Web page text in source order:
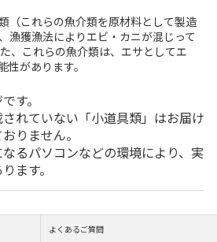
（これらの魚介類を原材料として製造
漁獲漁法によりエビ・カニが混じって
、これらの魚介類は、エサとしてエ
性があります。
す。
れていない「小道具類」はお届け
りません。
るパソコンなどの環境により、実
ます。
よくあるご質問